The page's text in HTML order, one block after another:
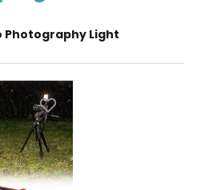
Photography Light